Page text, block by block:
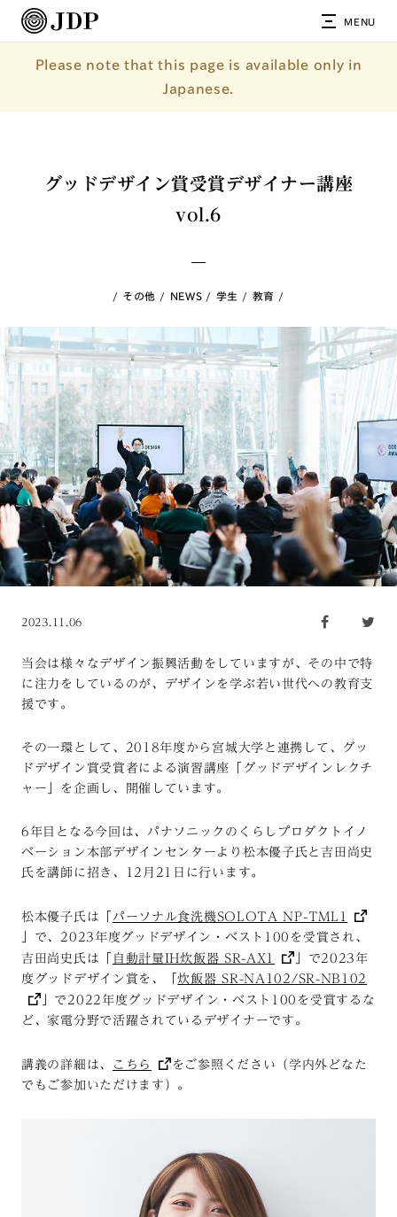
MENU
Please note that this page is available only in
Japanese.
グッドデザイン賞受賞デザイナー講座
vol.6
その他 NEWS 学生 教育
2023.11.06
当会は様々なデザイン振興活動をしていますが、その中で特
に注力をしているのが、デザインを学ぶ若い世代への教育支
援です。
その一環として、2018年度から宮城大学と連携して、グッ
ドデザイン賞受賞者による演習講座「グッドデザインレクチ
ャー」を企画し、開催しています。
6年目となる今回は、パナソニックのくらしプロダクトイノ
ベーション本部デザインセンターより松本優子氏と吉田尚史
氏を講師に招き、12月21日に行います。
松本優子氏は「 パーソナル食洗機SOLOTA NP-TML1
」で、2023年度グッドデザイン・ベスト100を受賞され、
吉田尚史氏は「
自動計量IH炊飯器 SR-AX1
」で2023年
度グッドデザイン賞を、「炊飯器 SR-NA102/SR-NB102
」で2022年度グッドデザイン・ベスト100を受賞するな
ど、家電分野で活躍されているデザイナーです。
講義の詳細は、 こちら
をご参照ください（学内外どなた
でもご参加いただけます）。